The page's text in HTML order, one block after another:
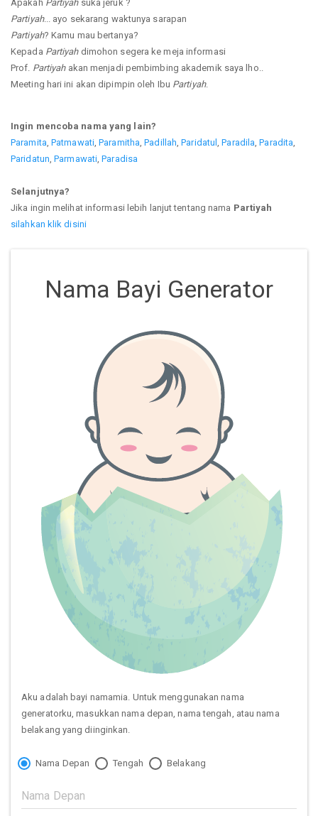
Apakah Partiyahsuka jeruk ?
Partiyah... ayo sekarang waktunya sarapan
Partiyah? Kamu mau bertanya?
Kepada Partiyahdimohon segera ke meja informasi
Prof. Partiyahakan menjadi pembimbing akademik saya lho..
Meeting hari ini akan dipimpin oleh Ibu Partiyah.
Ingin mencoba nama yang lain?
Paramita ,Patmawati,Paramitha ,Padillah ,Paridatul ,Paradila ,Paradita
Paridatun ,Parmawati ,Paradisa
Selanjutnya?
Jika ingin melihat informasi lebih lanjut tentang nama Partiyah
silahkan klik disini
Nama Bayi Generator
Aku adalah bayi namamia. Untuk menggunakan nama
generatorku, masukkan nama depan, nama tengah, atau nama
belakang yang diinginkan.
Nama Depan Tengah Belakang